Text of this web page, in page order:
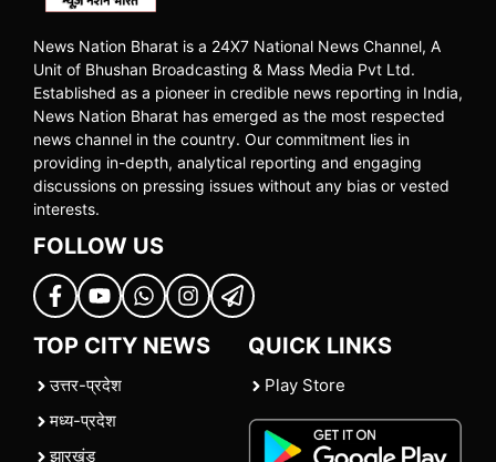
News Nation Bharat is a 24X7 National News Channel, A
Unit of Bhushan Broadcasting & Mass Media Pvt Ltd.
Established as a pioneer in credible news reporting in India,
News Nation Bharat has emerged as the most respected
news channel in the country. Our commitment lies in
providing in-depth, analytical reporting and engaging
discussions on pressing issues without any bias or vested
interests.
FOLLOW US
TOP CITY NEWS
उत्तर-प्रदेश
मध्य-प्रदेश
झारखंड
QUICK LINKS
Play Store